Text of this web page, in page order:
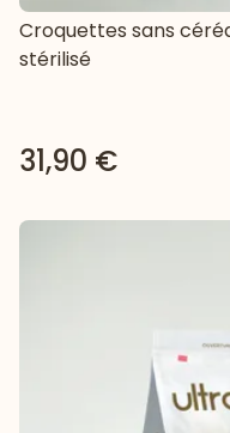
Croquettes sans
stérilisé
31,90 €